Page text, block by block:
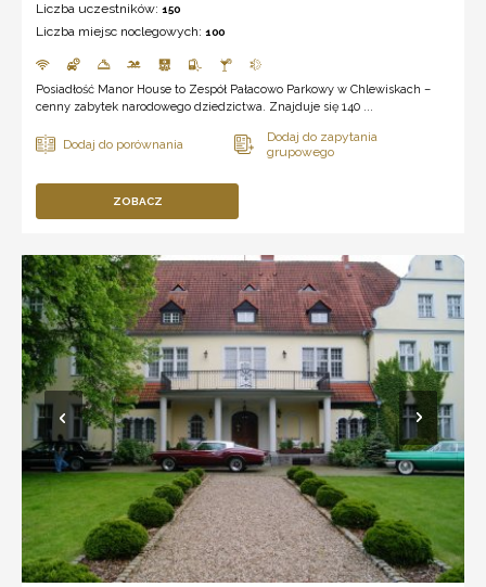
Liczba uczestników: 150
Liczba miejsc noclegowych: 100
Posiadłość Manor House to Zespół Pałacowo Parkowy w Chlewiskach –
cenny zabytek narodowego dziedzictwa. Znajduje się 140 ...
ZOBACZ